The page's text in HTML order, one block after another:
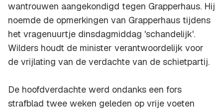
wantrouwen aangekondigd tegen Grapperhaus. Hij
noemde de opmerkingen van Grapperhaus tijdens
het vragenuurtje dinsdagmiddag 'schandelijk'.
Wilders houdt de minister verantwoordelijk voor
de vrijlating van de verdachte van de schietpartij.
De hoofdverdachte werd ondanks een fors
strafblad twee weken geleden op vrije voeten